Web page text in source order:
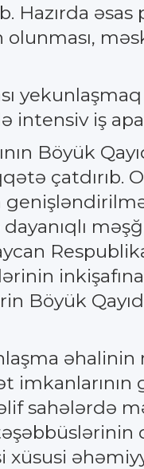
əsas
intensiv iş
Böyük
çatdırıb.
Böyük
sahələrdə